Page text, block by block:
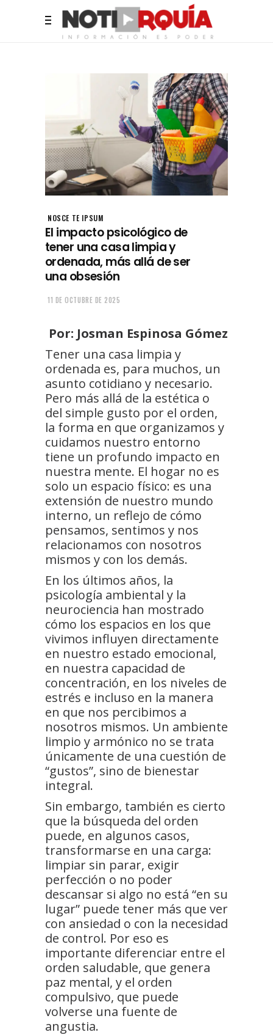
NOSCE TE IPSUM
El impacto psicológico de
tener una casa limpia y
ordenada, más allá de ser
una obsesión
11 DE OCTUBRE DE 2025
Por: Josman Espinosa Gómez
Tener una casa limpia y
ordenada es, para muchos, un
asunto cotidiano y necesario.
Pero más allá de la estética o
del simple gusto por el orden,
la forma en que organizamos y
cuidamos nuestro entorno
tiene un profundo impacto en
nuestra mente. El hogar no es
solo un espacio físico: es una
extensión de nuestro mundo
interno, un reflejo de cómo
pensamos, sentimos y nos
relacionamos con nosotros
mismos y con los demás.
En los últimos años, la
psicología ambiental y la
neurociencia han mostrado
cómo los espacios en los que
vivimos influyen directamente
en nuestro estado emocional,
en nuestra capacidad de
concentración, en los niveles de
estrés e incluso en la manera
en que nos percibimos a
nosotros mismos. Un ambiente
limpio y armónico no se trata
únicamente de una cuestión de
“gustos”, sino de bienestar
integral.
Sin embargo, también es cierto
que la búsqueda del orden
puede, en algunos casos,
transformarse en una carga:
limpiar sin parar, exigir
perfección o no poder
descansar si algo no está “en su
lugar” puede tener más que ver
con ansiedad o con la necesidad
de control. Por eso es
importante diferenciar entre el
orden saludable, que genera
paz mental, y el orden
compulsivo, que puede
volverse una fuente de
angustia.